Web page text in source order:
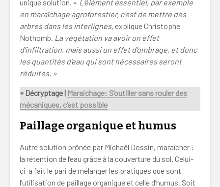
unique solution. « L’élément essentiel, par exemple
en maraîchage agroforestier, c’est de mettre des
arbres dans les interlignes,explique Christophe
Nothomb. La végétation va avoir un effet
d’infiltration, mais aussi un effet d’ombrage, et donc
les quantités d’eau qui sont nécessaires seront
réduites. »
+ Décryptage | Maraichage: S’outiller sans rouler des
mécaniques, c’est possible
Paillage organique et humus
Autre solution prônée par Michaël Dossin, maraîcher :
la rétention de l’eau grâce à la couverture du sol. Celui-
ci a fait le pari de mélanger les pratiques que sont
l’utilisation de paillage organique et celle d’humus. Soit